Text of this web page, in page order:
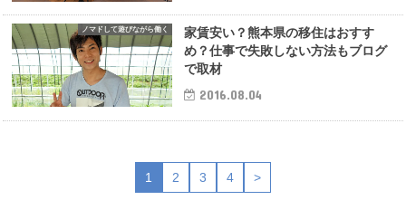
ノマドして遊びながら働く
家賃安い？熊本県の移住はおすす
め？仕事で失敗しない方法もブログ
で取材
2016.08.04
1 2 3 4 >